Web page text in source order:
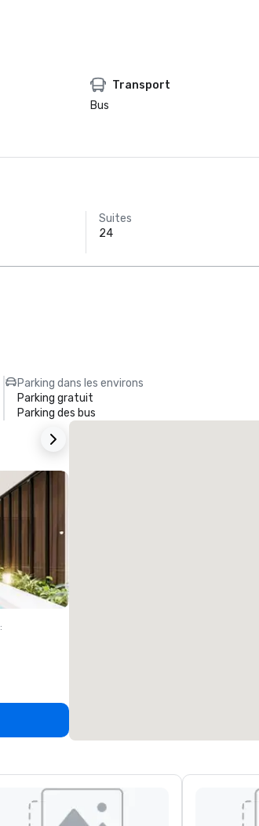
Transport
Bus
Suites
24
Parking dans les environs
Parking gratuit
Parking des bus
: